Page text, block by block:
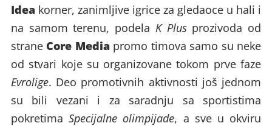
Ideakorner, zanimljive igrice za gledaoce u hali i
na samom terenu, podela K Plusprozivoda od
strane Core Mediapromo timova samo su neke
od stvari koje su organizovane tokom prve faze
Evrolige. Deo promotivnih aktivnosti još jednom
su bili vezani i za saradnju sa sportistima
pokretimaSpecijalne olimpijade, a sve u okviru